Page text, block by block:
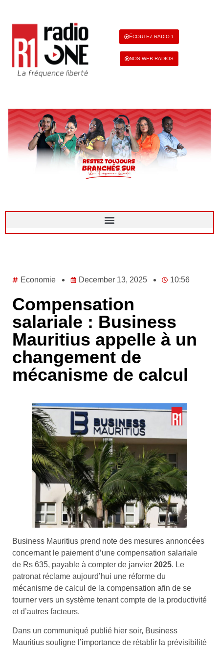
ÉCOUTEZ RADIO 1
NOS WEB RADIOS
Economie December 13, 2025 10:56
Compensation
salariale : Business
Mauritius appelle à un
changement de
mécanisme de calcul
Business Mauritius prend note des mesures annoncées
concernant le paiement d’une compensation salariale
de Rs 635, payable à compter de janvier 2025. Le
patronat réclame aujourd’hui une réforme du
mécanisme de calcul de la compensation afin de se
tourner vers un système tenant compte de la productivité
et d’autres facteurs.
Dans un communiqué publié hier soir, Business
Mauritius souligne l’importance de rétablir la prévisibilité